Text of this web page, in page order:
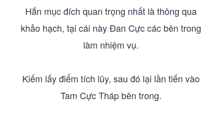
Hắn mục đích quan trọng nhất là thông qua
khảo hạch, tại cái này Đan Cực các bên trong
làm nhiệm vụ.
Kiếm lấy điểm tích lũy, sau đó lại lần tiến vào
Tam Cực Tháp bên trong.